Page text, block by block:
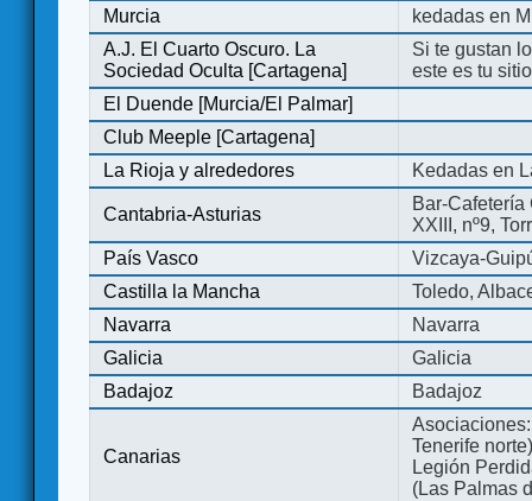
Murcia
kedadas en
A.J. El Cuarto Oscuro. La
Sociedad Oculta [Cartagena]
Si te gustan
este es tu
El Duende [Murcia/El Palmar]
Club Meeple [Cartagena]
La Rioja y alrededores
Kedadas en
Cantabria-Asturias
Bar-
XXIII, nº9,
País Vasco
Vizcaya-
Castilla la Mancha
Toledo,
Navarra
Navarra
Galicia
Galicia
Badajoz
Badajoz
Canarias
Tenerife
Legión
(Las Palmas